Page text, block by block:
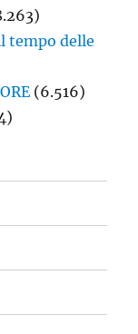
tempo delle
(6.516)